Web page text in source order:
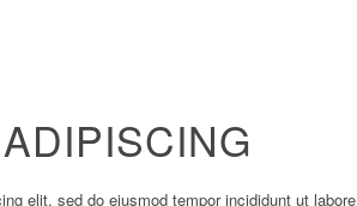
elit, sed do eiusmod tempor incididunt ut labore